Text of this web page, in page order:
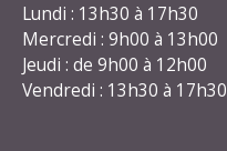
Lundi : 13h30 à 17h30
Mercredi : 9h00 à 13h00
Jeudi : de 9h00 à 12h00
Vendredi : 13h30 à 17h30